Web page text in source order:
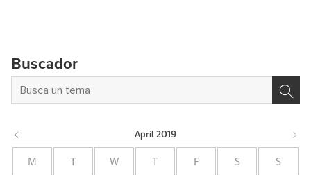
Buscador
April 2019
M W F S S